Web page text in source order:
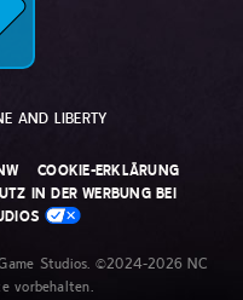
AND LIBERTY
COOKIE-ERKLÄRUNG
IN DER WERBUNG BEI
Studios. ©2024-2026 NC
vorbehalten.